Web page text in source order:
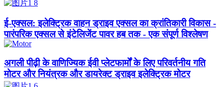
ई-एक्सल: इलेक्ट्रिक वाहन ड्राइव एक्सल का क्रांतिकारी विकास -
पारंपरिक एक्सल से इंटेलिजेंट पावर हब तक - एक संपूर्ण विश्लेषण
अगली पीढ़ी के वाणिज्यिक ईवी प्लेटफार्मों के लिए परिवर्तनीय गति
मोटर और नियंत्रक और डायरेक्ट ड्राइव इलेक्ट्रिक मोटर